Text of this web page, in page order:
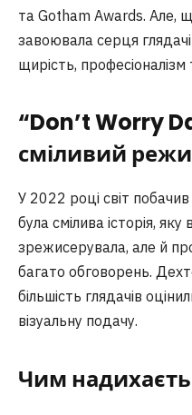
та Gotham Awards. Але,
завоювала серця
щирість, професіоналізм
“Don’t Worry
сміливий
У 2022 році світ побачив
була смілива історія,
зрежисерувала, але й
багато обговорень.
більшість глядачів
візуальну подачу.
Чим